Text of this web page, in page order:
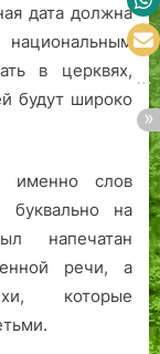
дата должна
в церквях,
будут широко
именно слов
буквально на
напечатан
речи, а
которые